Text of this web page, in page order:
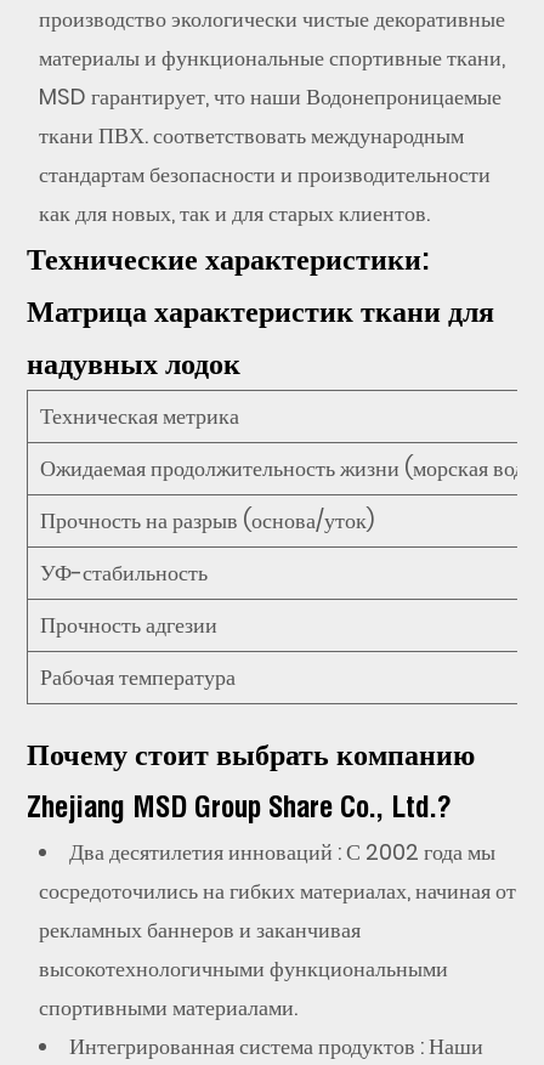
производство экологически чистые декоративные
материалы и функциональные спортивные ткани,
MSD гарантирует, что нашиВодонепроницаемые
ткани ПВХ.соответствовать международным
стандартам безопасности и производительности
как для новых, так и для старых клиентов.
Технические характеристики:
Матрица характеристик ткани для
надувных лодок
Техническая метрика
Ожидаемая продолжительность жизни (морская вода)
Прочность на разрыв (основа/уток)
УФ-стабильность
Прочность адгезии
Рабочая температура
Почему стоит выбрать компанию
Zhejiang MSD Group Share Co., Ltd.?
Два десятилетия инноваций : С 2002 года мы
сосредоточились на гибких материалах, начиная от
рекламных баннеров и заканчивая
высокотехнологичными функциональными
спортивными материалами.
Интегрированная система продуктов : Наши